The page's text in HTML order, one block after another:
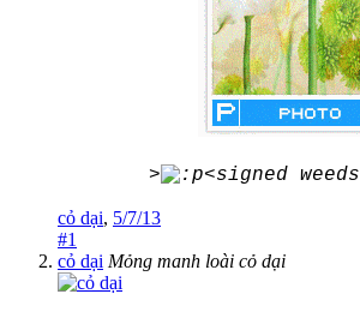
> <signed weeds
cỏ dại, 5/7/13
#1
cỏ dại Mỏng manh loài cỏ dại